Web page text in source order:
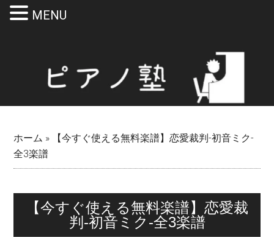
ホーム »
【今すぐ使える無料楽譜】恋愛裁判-初音ミク-
全3楽譜
【今すぐ使える無料楽譜】恋愛裁
判-初音ミク-全3楽譜
MENU